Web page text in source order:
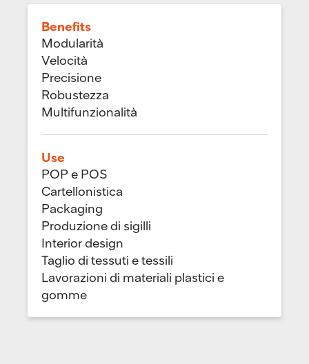
Benefits
Modularità
Velocità
Precisione
Robustezza
Multifunzionalità
Use
POP e POS
Cartellonistica
Packaging
Produzione di sigilli
Interior design
Taglio di tessuti e tessili
Lavorazioni di materiali plastici e
gomme